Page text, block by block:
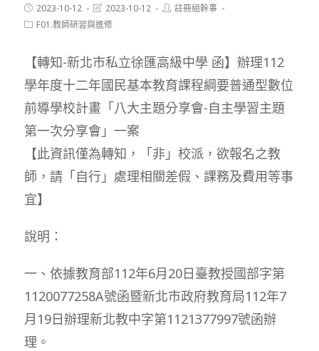
Post
published:
2023-10-12
Post
last
modified:
2023-10-12
Post註冊組幹事
PostF01.教師研習與進修
【轉知-新北市私立徐匯高級中學 函】辦理112
學年度十二年國民基本教育課程綱要普通型數位
前導學校計畫「八大主題分享會-自主學習主題
第一次分享會」一案
【此資訊僅為轉知，「非」校派，欲報名之教
師，請「自行」處理相關差假、課務及費用等事
宜】
說明：
一、依據教育部112年6月20日臺教授國部字第
1120077258A號函暨新北市政府教育局112年7
月19日辦理新北教中字第1121377997號函辦
理。